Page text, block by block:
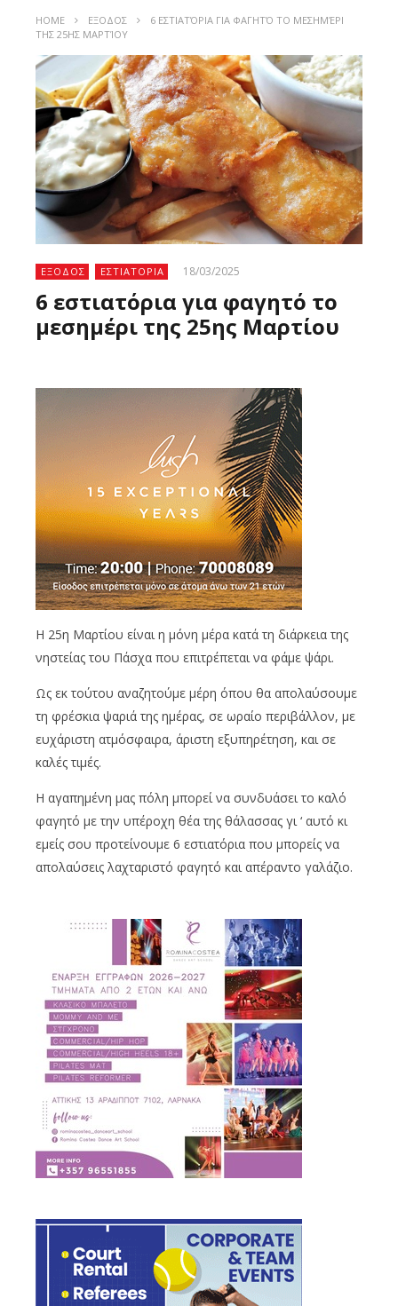
HOME ΕΞΟΔΟΣ
6 ΕΣΤΙΑΤΌΡΙΑ ΓΙΑ ΦΑΓΗΤΌ ΤΟ ΜΕΣΗΜΈΡΙ
ΤΗΣ 25ΗΣ ΜΑΡΤΊΟΥ
ΕΞΟΔΟΣ ΕΣΤΙΑΤΟΡΙΑ 18/03/2025
6 εστιατόρια για φαγητό το
μεσημέρι της 25ης Μαρτίου
Η 25η Μαρτίου είναι η μόνη μέρα κατά τη διάρκεια της
νηστείας του Πάσχα που επιτρέπεται να φάμε ψάρι.
Ως εκ τούτου αναζητούμε μέρη όπου θα απολαύσουμε
τη φρέσκια ψαριά της ημέρας, σε ωραίο περιβάλλον, με
ευχάριστη ατμόσφαιρα, άριστη εξυπηρέτηση, και σε
καλές τιμές.
Η αγαπημένη μας πόλη μπορεί να συνδυάσει το καλό
φαγητό με την υπέροχη θέα της θάλασσας γι ‘ αυτό κι
εμείς σου προτείνουμε 6 εστιατόρια που μπορείς να
απολαύσεις λαχταριστό φαγητό και απέραντο γαλάζιο.